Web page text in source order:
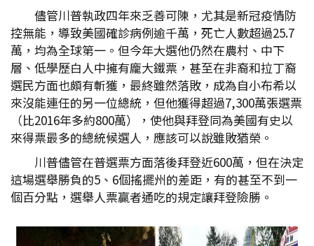
儘管川普執政四年來乏善可陳，尤其是新冠疫情防
控無能，導致美國確診病例逾千萬，死亡人數超過25.7
萬，均為全球第一。但今年大選他仍然在農村、中下
層、低學歷白人中擁有龐大鐵票，甚至在非裔和拉丁裔
選民方面也頗有斬獲，最終雖然落敗，成為自小布希以
來沒能連任的另一位總統，但他獲得超過7,300萬張選票
（比2016年多約800萬），使他與拜登同為美國有史以
來得票最多的總統候選人，應該可以說雖敗猶榮。
川普儘管在普選票方面落後拜登近600萬，但在決定
這場選舉勝負的5、6個搖擺州的差距，有的甚至不到一
個百分點，選舉人票贏者通吃的規定讓拜登險勝。